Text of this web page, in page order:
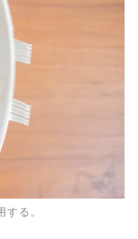
る。